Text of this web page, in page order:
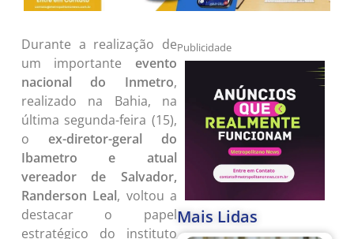
Durante a realização de
um importante evento
nacional do Inmetro,
realizado na Bahia, na
última segunda-feira (15),
o ex-diretor-geral do
Ibametro e atual
vereador de Salvador,
Randerson Leal, voltou a
destacar o papel
estratégico do instituto
Publicidade
Mais Lidas